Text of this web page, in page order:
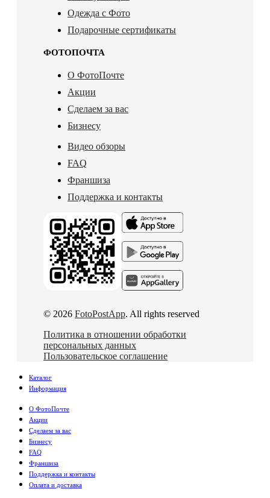
Одежда с Фото
Подарочные сертификаты
ФОТОПОЧТА
О ФотоПочте
Акции
Сделаем за вас
Бизнесу
Видео обзоры
FAQ
Франшиза
Поддержка и контакты
© 2026 FotoPostApp. All rights reserved
Политика в отношении обработки
персональных данных
Пользовательское соглашение
Каталог
Информация
О ФотоПочте
Акции
Сделаем за вас
Бизнесу
FAQ
Франшиза
Поддержка и контакты
Оплата и доставка